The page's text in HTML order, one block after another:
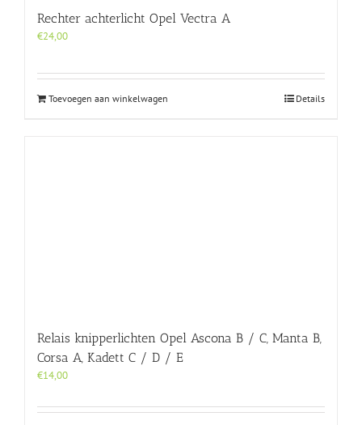
Rechter achterlicht Opel Vectra A
€24,00
Toevoegen aan winkelwagen Details
Relais knipperlichten Opel Ascona B / C, Manta B,
Corsa A, Kadett C / D / E
€14,00